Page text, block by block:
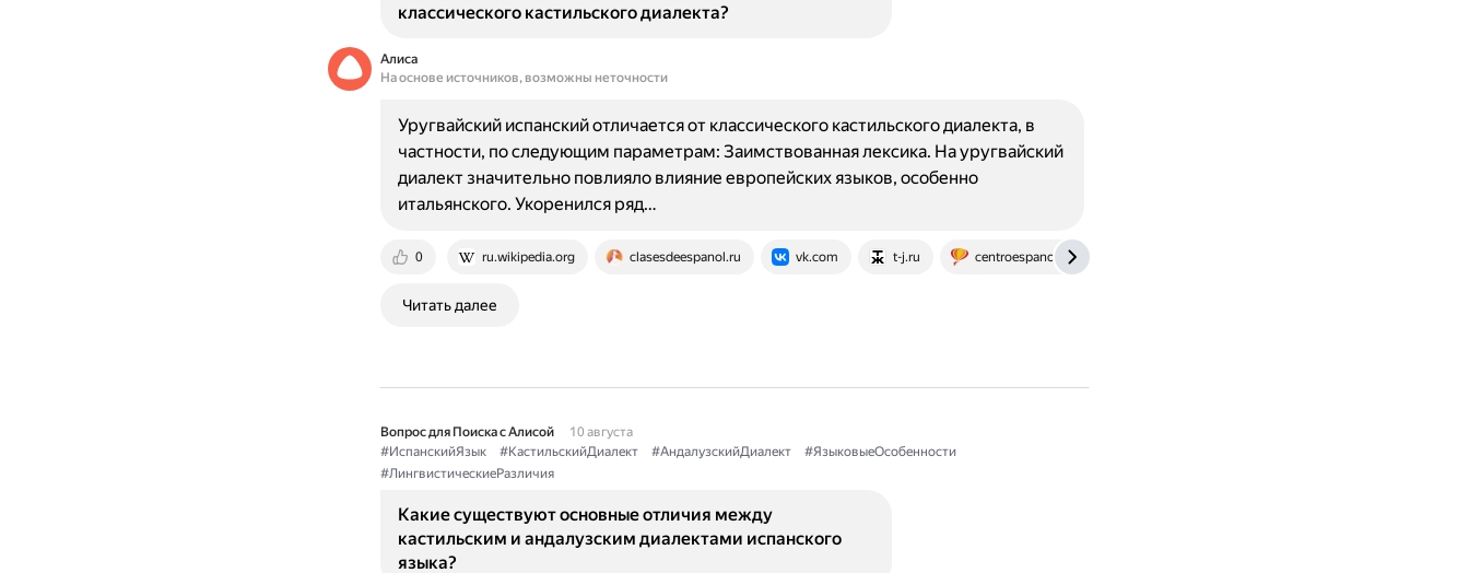
классического кастильского диалекта?
Алиса
На основе источников, возможны неточности
0 ru.wikipedia.org clasesdeespanol.ru vk.com t-j.ru centroespanol.ru
Уругвайский испанский отличается от классического кастильского диалекта, в
частности, по следующим параметрам: Заимствованная лексика. На уругвайский
диалект значительно повлияло влияние европейских языков, особенно
итальянского. Укоренился ряд…
Читать далее
Вопрос для Поиска с Алисой
10 августа
#ИспанскийЯзык
#КастильскийДиалект #АндалузскийДиалект
#ЯзыковыеОсобенности
#ЛингвистическиеРазличия
Какие существуют основные отличия между
кастильским и андалузским диалектами испанского
языка?